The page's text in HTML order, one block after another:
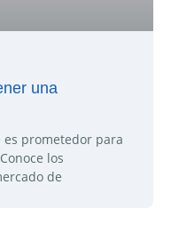
una
prometedor para
los
de